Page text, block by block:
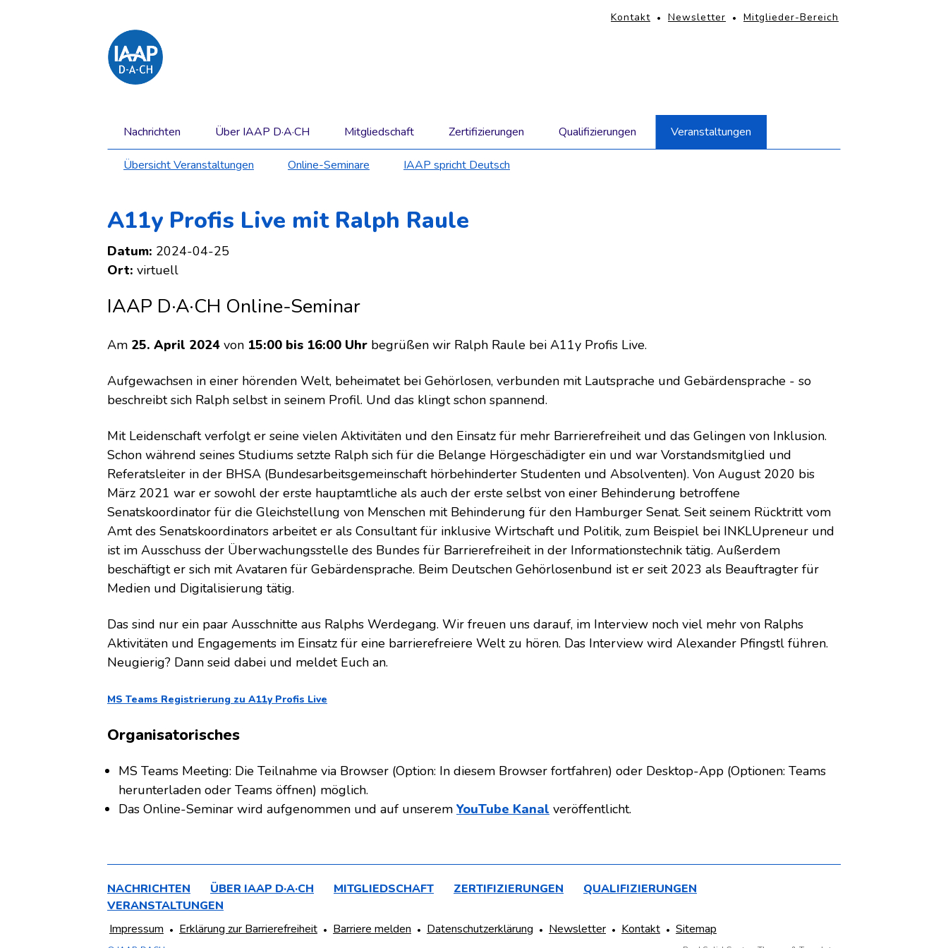
zum
Inhalt
springen
Navigation
KOPFNAVIGATION
Kontakt Newsletter Mitglieder-Bereich
Navigation
überspringen
Hauptnavigation
Nachrichten Über IAAP D·A·CH Mitgliedschaft Zertifizierungen Qualifizierungen Veranstaltungen
Navigation
Untermenü
Übersicht Veranstaltungen Online-Seminare IAAP spricht Deutsch
A11y Profis Live mit Ralph Raule
Datum: 2024-04-25
Ort: virtuell
IAAP D·A·CH Online-Seminar
Am 25. April 2024 von 15:00 bis 16:00 Uhr begrüßen wir Ralph Raule bei A11y Profis Live.
Aufgewachsen in einer hörenden Welt, beheimatet bei Gehörlosen, verbunden mit Lautsprache und Gebärdensprache - so
beschreibt sich Ralph selbst in seinem Profil. Und das klingt schon spannend.
Mit Leidenschaft verfolgt er seine vielen Aktivitäten und den Einsatz für mehr Barrierefreiheit und das Gelingen von Inklusion.
Schon während seines Studiums setzte Ralph sich für die Belange Hörgeschädigter ein und war Vorstandsmitglied und
Referatsleiter in der BHSA (Bundesarbeitsgemeinschaft hörbehinderter Studenten und Absolventen). Von August 2020 bis
März 2021 war er sowohl der erste hauptamtliche als auch der erste selbst von einer Behinderung betroffene
Senatskoordinator für die Gleichstellung von Menschen mit Behinderung für den Hamburger Senat. Seit seinem Rücktritt vom
Amt des Senatskoordinators arbeitet er als Consultant für inklusive Wirtschaft und Politik, zum Beispiel bei INKLUpreneur und
ist im Ausschuss der Überwachungsstelle des Bundes für Barrierefreiheit in der Informationstechnik tätig. Außerdem
beschäftigt er sich mit Avataren für Gebärdensprache. Beim Deutschen Gehörlosenbund ist er seit 2023 als Beauftragter für
Medien und Digitalisierung tätig.
Das sind nur ein paar Ausschnitte aus Ralphs Werdegang. Wir freuen uns darauf, im Interview noch viel mehr von Ralphs
Aktivitäten und Engagements im Einsatz für eine barrierefreiere Welt zu hören. Das Interview wird Alexander Pfingstl führen.
Neugierig? Dann seid dabei und meldet Euch an.
MS Teams Registrierung zu A11y Profis Live
Organisatorisches
MS Teams Meeting: Die Teilnahme via Browser (Option: In diesem Browser fortfahren) oder Desktop-App (Optionen: Teams
herunterladen oder Teams öffnen) möglich.
Das Online-Seminar wird aufgenommen und auf unserem YouTube Kanal veröffentlicht.
NAVIGATION
ÜBERSPRINGEN
HAUPTMENÜ
DER
FUSSZEILE
NACHRICHTEN ÜBER IAAP D·A·CH MITGLIEDSCHAFT ZERTIFIZIERUNGEN
QUALIFIZIERUNGEN
VERANSTALTUNGEN
NAVIGATION
FOOTER
Impressum Erklärung zur Barrierefreiheit Barriere melden Datenschutzerklärung Newsletter Kontakt Sitemap